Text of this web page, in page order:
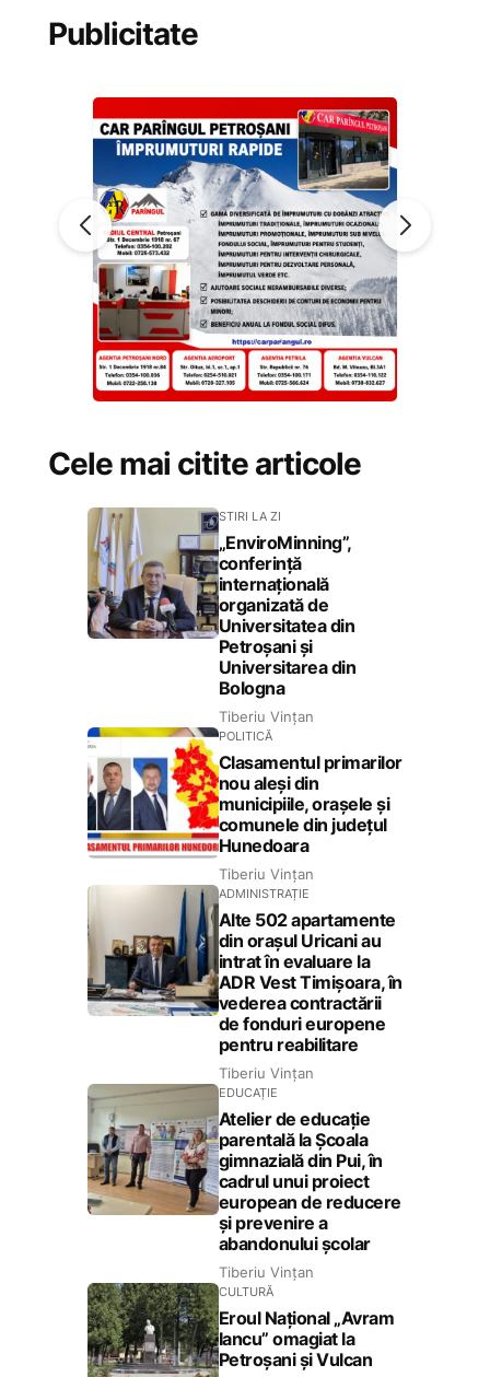
Publicitate
Cele mai citite articole
STIRI LA ZI
„EnviroMinning”,
conferință
internațională
organizată de
Universitatea din
Petroșani și
Universitarea din
Bologna
Tiberiu Vințan
POLITICĂ
Clasamentul primarilor
nou aleși din
municipiile, orașele și
comunele din județul
Hunedoara
Tiberiu Vințan
ADMINISTRAȚIE
Alte 502 apartamente
din orașul Uricani au
intrat în evaluare la
ADR Vest Timișoara, în
vederea contractării
de fonduri europene
pentru reabilitare
Tiberiu Vințan
EDUCAȚIE
Atelier de educație
parentală la Școala
gimnazială din Pui, în
cadrul unui proiect
european de reducere
și prevenire a
abandonului școlar
Tiberiu Vințan
CULTURĂ
Eroul Național „Avram
Iancu” omagiat la
Petroșani și Vulcan